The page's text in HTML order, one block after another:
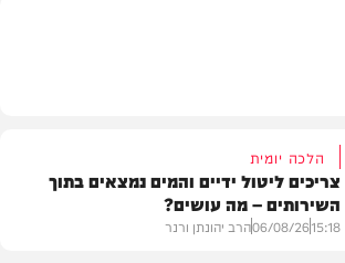
הלכה יומית
צריכים ליטול ידיים והמים נמצאים בתוך
השירותים – מה עושים?
15:18
06/08/26הרב יהונתן ורנר